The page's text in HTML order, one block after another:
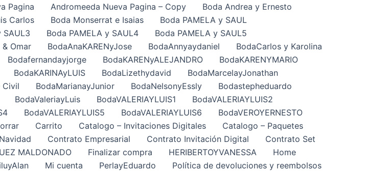
Pagina Andromeeda Nueva Pagina – Copy
Boda Andrea y Ernesto
Carlos Boda Monserrat e Isaias
Boda PAMELA y SAUL
SAUL3 Boda PAMELA y SAUL4
Boda PAMELA y SAUL5
& Omar BodaAnaKARENyJose BodaAnnyaydaniel
BodaCarlos y Karolina
Bodafernandayjorge BodaKARENyALEJANDRO
BodaKARENYMARIO
BodaKARINAyLUIS BodaLizethydavid
BodaMarcelayJonathan
Civil BodaMarianayJunior BodaNelsonyEssly
Bodastepheduardo
BodaValeriayLuis BodaVALERIAYLUIS1
BodaVALERIAYLUIS2
BodaVALERIAYLUIS5 BodaVALERIAYLUIS6
BodaVEROYERNESTO
Carrito Catalogo – Invitaciones Digitales
Catalogo – Paquetes
Contrato Empresarial Contrato Invitación Digital
Contrato Set
MALDONADO Finalizar compra HERIBERTOYVANESSA
Home
Mi cuenta PerlayEduardo
Política de devoluciones y reembolsos